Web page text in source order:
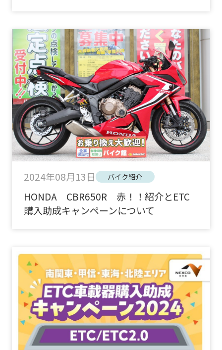
2024年08月13日 バイク紹介
HONDA CBR650R 赤！！紹介とETC
購入助成キャンペーンについて